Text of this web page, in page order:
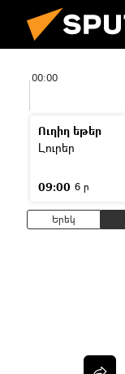
00:00
Ուղիղ եթեր
Լուրեր
09:00 6 ր
Երեկ